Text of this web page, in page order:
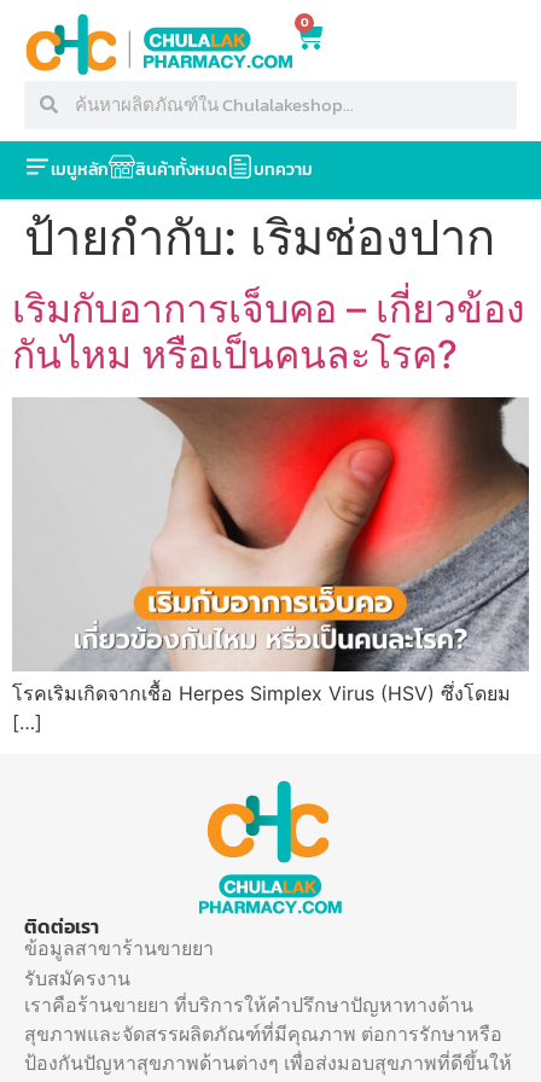
0
เมนูหลัก สินค้าทั้งหมด บทความ
ป้ายกำกับ: เริมช่องปาก
เริมกับอาการเจ็บคอ – เกี่ยวข้อง
กันไหม หรือเป็นคนละโรค?
โรคเริมเกิดจากเชื้อ Herpes Simplex Virus (HSV) ซึ่งโดยม
[…]
ติดต่อเรา
ข้อมูลสาขาร้านขายยา
รับสมัครงาน
เราคือร้านขายยา ที่บริการให้คำปรึกษาปัญหาทางด้าน
สุขภาพและจัดสรรผลิตภัณฑ์ที่มีคุณภาพ ต่อการรักษาหรือ
ป้องกันปัญหาสุขภาพด้านต่างๆ เพื่อส่งมอบสุขภาพที่ดีขึ้นให้